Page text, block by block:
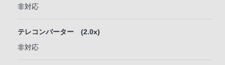
非対応
テレコンバーター (2.0x)
非対応